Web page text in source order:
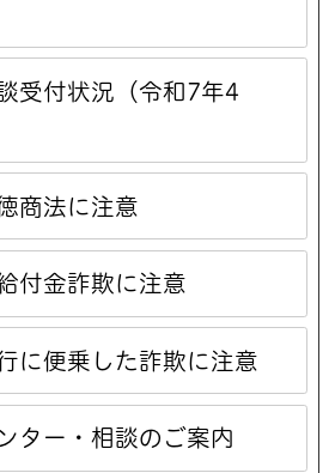
受付状況（令和7年4
商法に注意
付金詐欺に注意
に便乗した詐欺に注意
ター・相談のご案内